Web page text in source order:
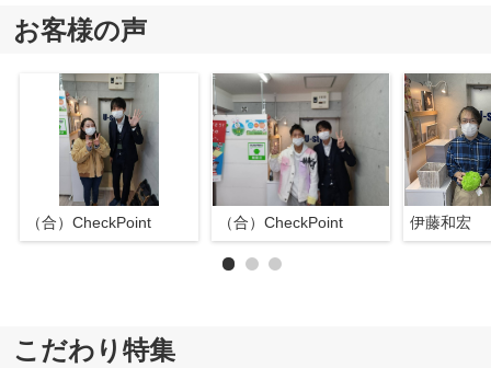
お客様の声
（合）CheckPoint （合）CheckPoint 伊藤和宏
こだわり特集